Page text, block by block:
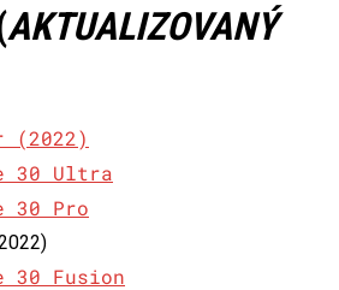
AKTUALIZOVANÝ
(2022)
30 Ultra
30 Pro
30 Fusion